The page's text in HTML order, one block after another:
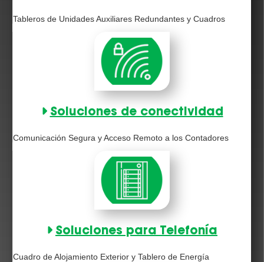
Tableros de Unidades Auxiliares Redundantes y Cuadros
Soluciones de conectividad
Comunicación Segura y Acceso Remoto a los Contadores
Soluciones para Telefonía
Cuadro de Alojamiento Exterior y Tablero de Energía